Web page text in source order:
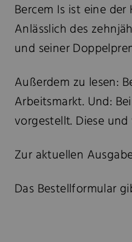
Bercem Is ist eine
Anlässlich des
und seiner
Außerdem zu lesen:
Arbeitsmarkt. Und:
vorgestellt. Diese
Zur aktuellen
Das Bestellformular